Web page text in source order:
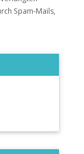
Spam-Mails,